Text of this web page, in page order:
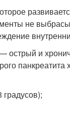
не
острый и
панкреатита